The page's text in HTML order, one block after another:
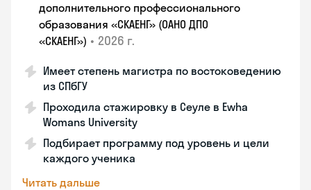
дополнительного профессионального
образования «СКАЕНГ» (ОАНО ДПО
«СКАЕНГ») • 2026 г.
Имеет степень магистра по востоковедению
из СПбГУ
Проходила стажировку в Сеуле в Ewha
Womans University
Подбирает программу под уровень и цели
каждого ученика
Читать дальше